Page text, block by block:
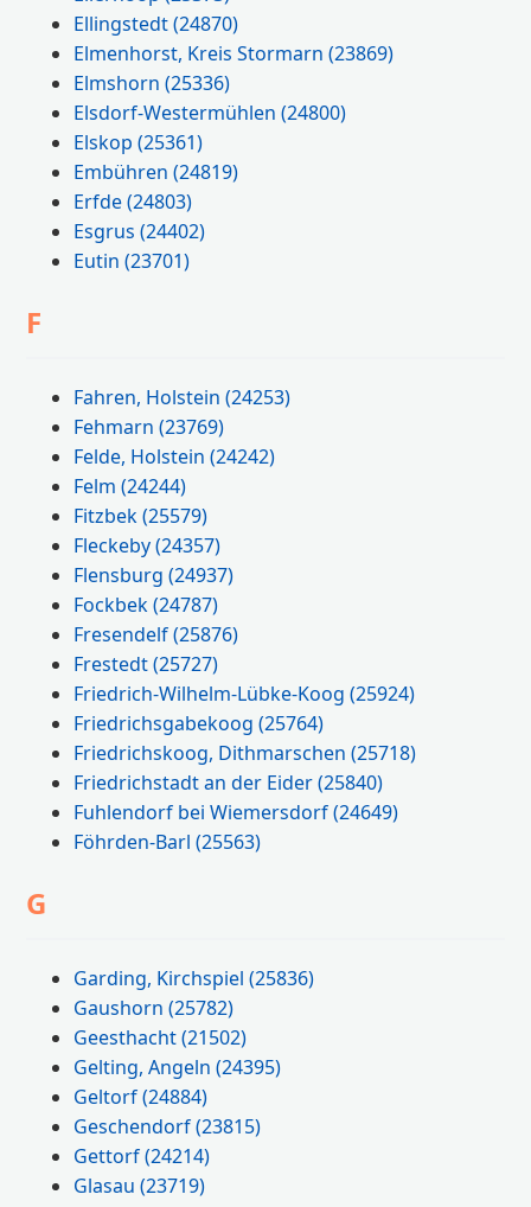
Ellingstedt(24870)
Elmenhorst, Kreis Stormarn(23869)
Elmshorn(25336)
Elsdorf-Westermühlen(24800)
Elskop(25361)
Embühren(24819)
Erfde(24803)
Esgrus(24402)
Eutin(23701)
F
Fahren, Holstein(24253)
Fehmarn(23769)
Felde, Holstein(24242)
Felm(24244)
Fitzbek(25579)
Fleckeby(24357)
Flensburg(24937)
Fockbek(24787)
Fresendelf(25876)
Frestedt(25727)
Friedrich-Wilhelm-Lübke-Koog(25924)
Friedrichsgabekoog(25764)
Friedrichskoog, Dithmarschen(25718)
Friedrichstadt an der Eider(25840)
Fuhlendorf bei Wiemersdorf(24649)
Föhrden-Barl(25563)
G
Garding, Kirchspiel(25836)
Gaushorn(25782)
Geesthacht(21502)
Gelting, Angeln(24395)
Geltorf(24884)
Geschendorf(23815)
Gettorf(24214)
Glasau(23719)